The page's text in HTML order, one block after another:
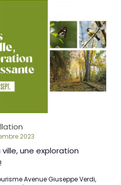
une exploration
2023
Avenue Giuseppe Verdi,